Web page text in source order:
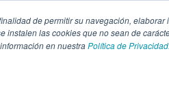
de permitir su navegación,
instalen las cookies que no sean de
en nuestraPolítica de Privacidad.